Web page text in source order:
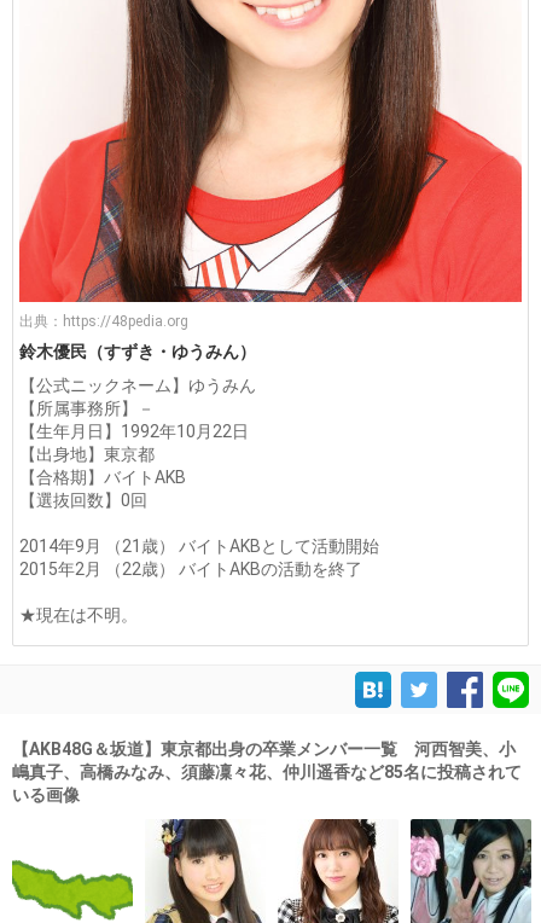
出典： https://48pedia.org
鈴木優民（すずき・ゆうみん）
【公式ニックネーム】ゆうみん
【所属事務所】－
【生年月日】1992年10月22日
【出身地】東京都
【合格期】バイトAKB
【選抜回数】0回
2014年9月 （21歳） バイトAKBとして活動開始
2015年2月 （22歳） バイトAKBの活動を終了
★現在は不明。
【AKB48G＆坂道】東京都出身の卒業メンバー一覧 河西智美、小
嶋真子、高橋みなみ、須藤凜々花、仲川遥香など85名に投稿されて
いる画像